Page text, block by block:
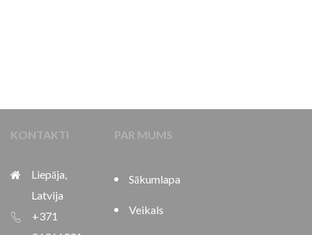
KONTAKTI
Liepāja,
Latvija
+371
PAR MUMS
Sākumlapa
Veikals